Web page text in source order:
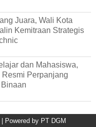
Juara, Wali Kota
Kemitraan Strategis
dan Mahasiswa,
Perpanjang
| Powered by PT DGM